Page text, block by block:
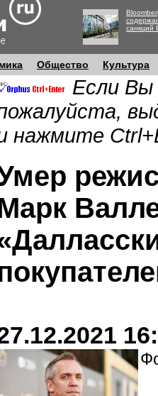
санкций
Общество Культура
Если Вы
нажмите